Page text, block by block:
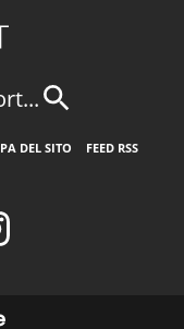
DEL SITO
FEED RSS